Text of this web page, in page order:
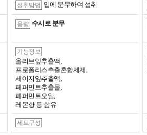
섭취방법 입에 분무하여 섭취
용량 수시로 분무
기능정보
올리브잎추출액,
프로폴리스추출혼합제제,
세이지잎추출액,
페퍼민트추출물,
페퍼민트오일,
레몬향 등 함유
세트구성